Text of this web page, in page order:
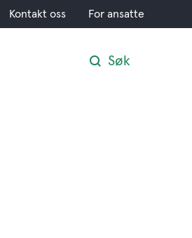
Kontakt oss For ansatte
Søk